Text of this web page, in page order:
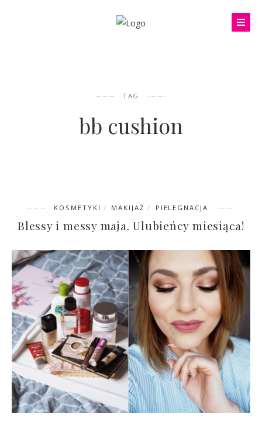
TAG
bb cushion
KOSMETYKI MAKIJAŻ PIELEGNACJA
Blessy i messy maja. Ulubieńcy miesiąca!